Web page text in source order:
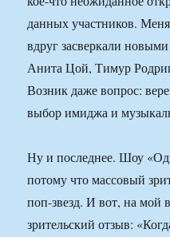
данных участников.
вдруг засверкали
Анита Цой, Тимур
Возник даже вопрос:
выбор имиджа и
Ну и последнее. Шоу
потому что массовый
поп-звезд. И вот, на мой
зрительский отзыв: